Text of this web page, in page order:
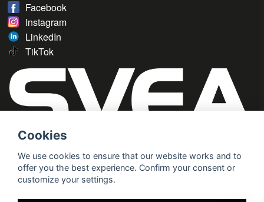
Facebook
Instagram
LinkedIn
TikTok
Cookies
We use cookies to ensure that our website works and to
offer you the best experience. Confirm your consent or
customize your settings.